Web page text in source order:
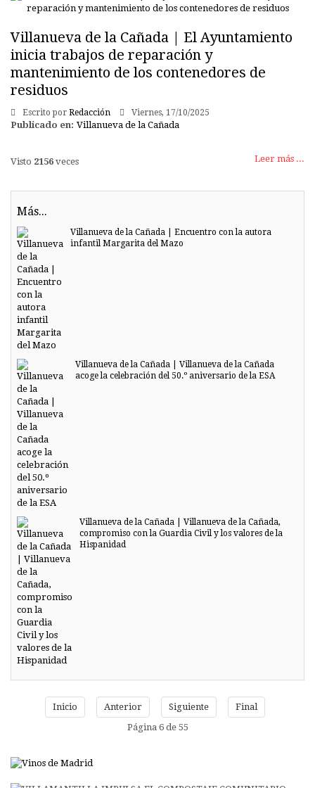
Villanueva de la Cañada | El Ayuntamiento
inicia trabajos de reparación y
mantenimiento de los contenedores de
residuos
Escrito por Redacción Viernes, 17/10/2025
Publicado en: Villanueva de la Cañada
Leer más ...
Visto 2156 veces
Más...
Villanueva de la Cañada | Encuentro con la autora
infantil Margarita del Mazo
Villanueva de la Cañada | Villanueva de la Cañada
acoge la celebración del 50.º aniversario de la ESA
Villanueva de la Cañada | Villanueva de la Cañada,
compromiso con la Guardia Civil y los valores de la
Hispanidad
Inicio Anterior Siguiente
Final
Página 6 de 55